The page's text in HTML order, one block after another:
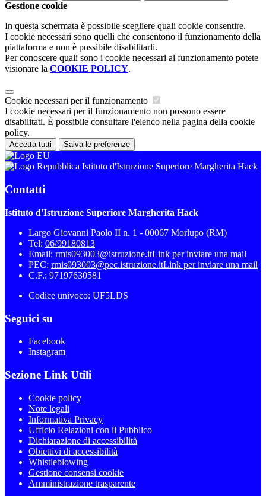
Gestione cookie
In questa schermata è possibile scegliere quali cookie consentire.
I cookie necessari sono quelli che consentono il funzionamento della
piattaforma e non è possibile disabilitarli.
Per conoscere quali sono i cookie necessari al funzionamento potete
visionare la COOKIE POLICY.
Cookie necessari per il funzionamento
I cookie necessari per il funzionamento non possono essere
disabilitati. È possibile consultare l'elenco nella pagina della cookie
policy.
Accetta tutti Salva le preferenze
Istituto d'Istruzione Superiore Margherita Hack
Contatti
Istituto d'Istruzione Superiore Margherita Hack
Largo Giovanni Paolo II n. 1 - 00067 Morlupo (RM)
Tel: 06/99180813
Email: rmis093003@istruzione.itLink per inviare una mail
PEC: rmis093003@pec.istruzione.itLink per inviare una mail
C.F.: 97197630581
Codice univoco: UF5LDS
Seguici su
Facebook
Instagram
Sezione Link Utili
Cookie policy
Note legali
Informativa Privacy
Ufficio Relazioni con il Pubblico
Dichiarazione di accessibilità
Obiettivi di accessibilità
Whistleblowing
Gestione consensi cookie
Amministrazione trasparente